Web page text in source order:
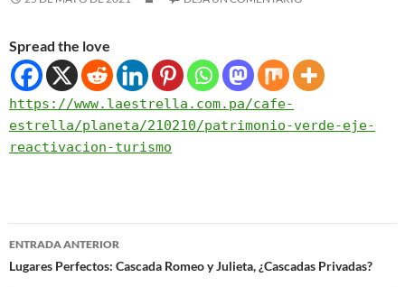
Spread the love
https://www.laestrella.com.pa/cafe-
estrella/planeta/210210/patrimonio-verde-eje-
reactivacion-turismo
Navegación
ENTRADA ANTERIOR
Lugares Perfectos: Cascada Romeo y Julieta, ¿Cascadas Privadas?